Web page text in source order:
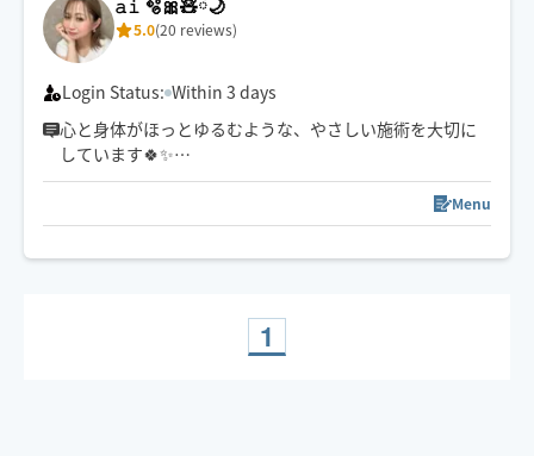
ご予約前メッセージを通して
お気軽に日時をご相談ください🐑🤍
⚠️メッセージは日時のご相談のみ返信させていただま
す。(◯日◯時〜◯◯周辺)とメッセージいただけると
𝚊𝚒 🫧🎀🧸ིྀ🌙
5.0(20 reviews)
Login Status: Within 3 days
心と身体がほっとゆるむような、やさしい施術を大切に
しています🍀✨
強さ調整も遠慮なくお伝えくださいね☺️
スケジュール以外でご希望の方は一度チャットでご連絡
下さい🧸ིྀ
Menu
1